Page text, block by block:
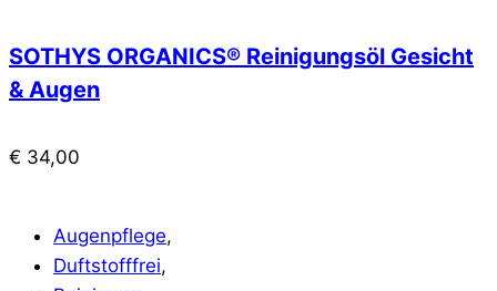
SOTHYS ORGANICS® Reinigungsöl Gesicht
& Augen
€ 34,00
Augenpflege,
Duftstofffrei,